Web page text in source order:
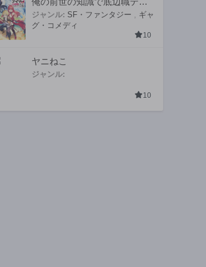
マーが上級職になってしまい
そうな件
ジャンル: SF・ファンタジー
ギャ
グ・コメディ
10
ヤニねこ
ジャンル:
10